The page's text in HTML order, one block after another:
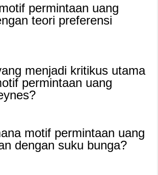
permintaan uang
teori preferensi
menjadi kritikus utama
permintaan uang
motif permintaan uang
dengan suku bunga?